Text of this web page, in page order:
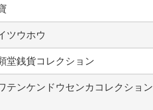
ツウホウ
堂銭貨コレクション
テンケンドウセンカコレクション